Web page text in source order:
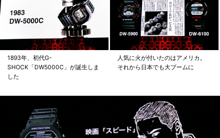
1893年、初代G-
SHOCK「DW5000C」が誕生しま
した
人気に火が付いたのはアメリカ。
それから日本でも大ブームに